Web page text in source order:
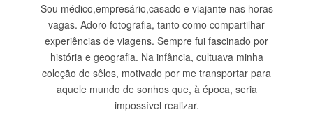
Sou médico,empresário,casado e viajante nas horas
vagas. Adoro fotografia, tanto como compartilhar
experiências de viagens. Sempre fui fascinado por
história e geografia. Na infância, cultuava minha
coleção de sêlos, motivado por me transportar para
aquele mundo de sonhos que, à época, seria
impossível realizar.